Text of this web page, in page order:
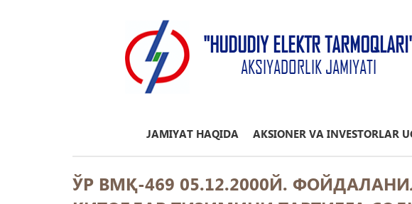
"HUDUDIY ELEKTR
AKSIYADORLIK JAMIYATI
JAMIYAT HAQIDA AKSIONER VA INVESTORLAR
ЎР ВМҚ-469 05.12.2000Й.